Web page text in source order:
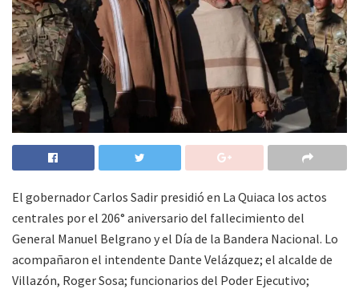
El gobernador Carlos Sadir presidió en La Quiaca los actos
centrales por el 206° aniversario del fallecimiento del
General Manuel Belgrano y el Día de la Bandera Nacional. Lo
acompañaron el intendente Dante Velázquez; el alcalde de
Villazón, Roger Sosa; funcionarios del Poder Ejecutivo;